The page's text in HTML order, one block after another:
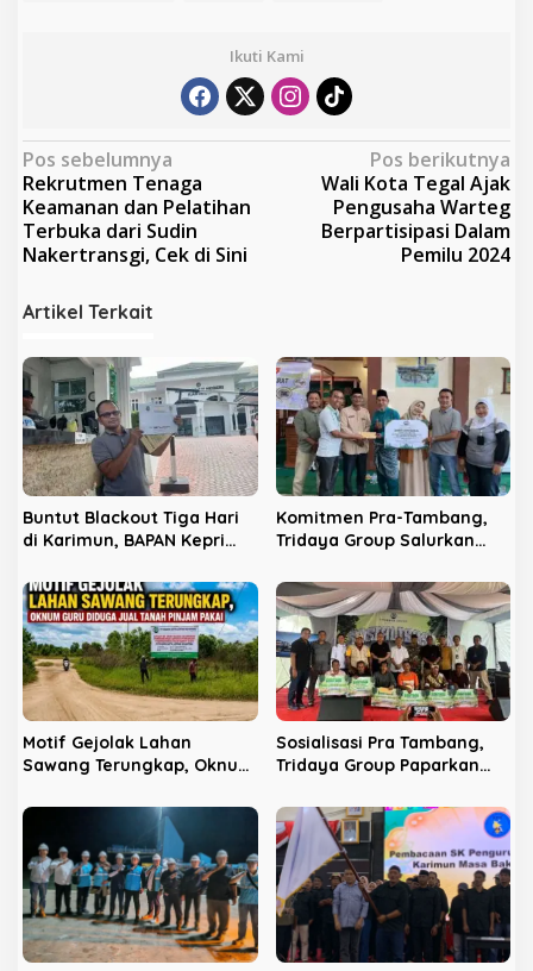
Ikuti Kami
N
a
v
i
g
a
s
i
p
o
s
Pos sebelumnya
Rekrutmen Tenaga
Keamanan dan Pelatihan
Terbuka dari Sudin
Nakertransgi, Cek di Sini
Pos berikutnya
Wali Kota Tegal Ajak
Pengusaha Warteg
Berpartisipasi Dalam
Pemilu 2024
Artikel Terkait
Buntut Blackout Tiga Hari
di Karimun, BAPAN Kepri
Kejaksaan
Komitmen Pra-Tambang,
Tridaya Group Salurkan
dan Prioritaskan Tenaga
Kerja Lokal
Motif Gejolak Lahan
Sawang Terungkap, Oknum
Pinjam Pakai
Sosialisasi Pra Tambang,
Tridaya Group Paparkan
Hingga Beasiswa S1 Penuh